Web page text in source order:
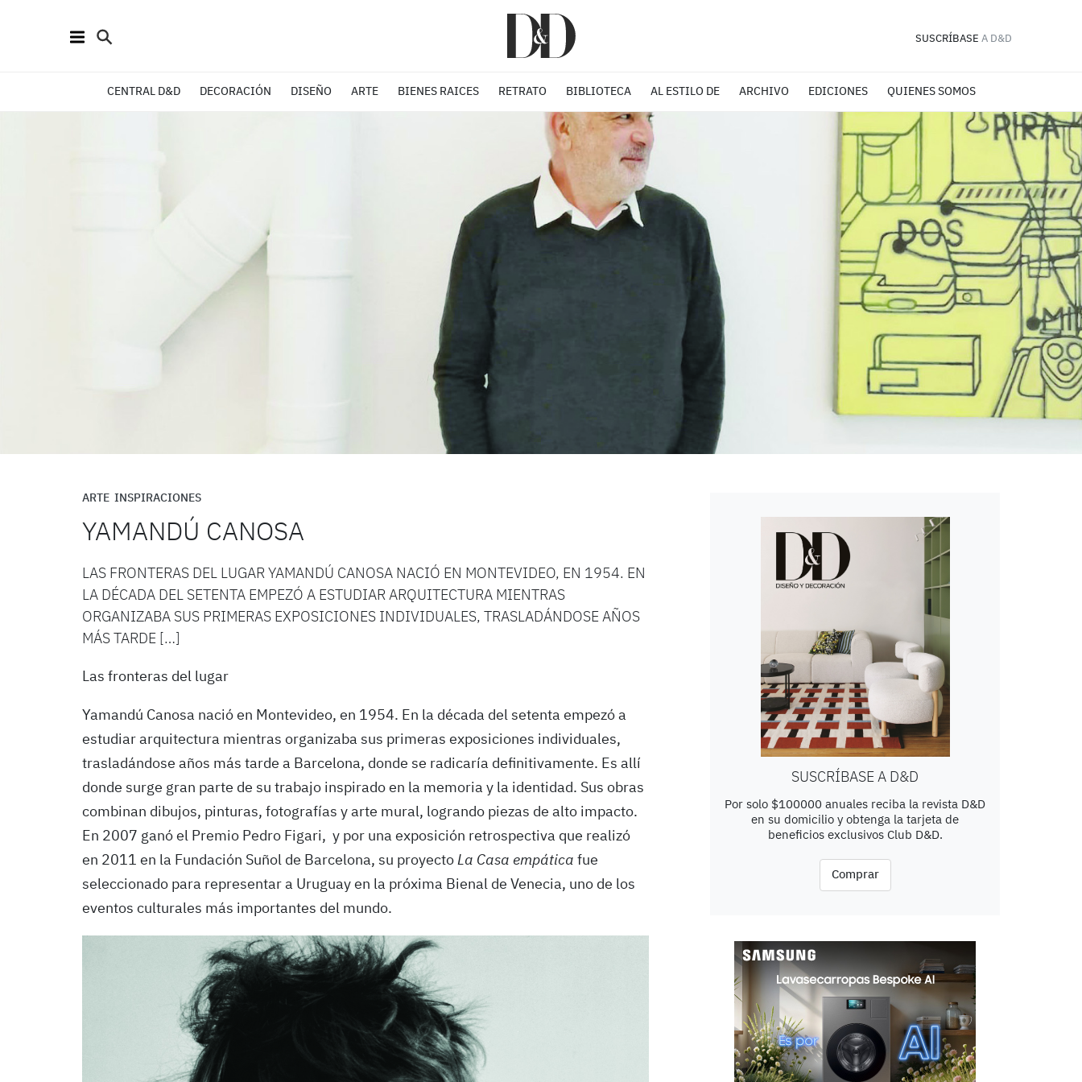
SUSCRÍBASE A D&D
CENTRAL D&D DECORACIÓN DISEÑO ARTE BIENES RAICES RETRATO BIBLIOTECA AL ESTILO DE ARCHIVO EDICIONES QUIENES SOMOS
ARTE INSPIRACIONES
YAMANDÚ CANOSA
LAS FRONTERAS DEL LUGAR YAMANDÚ CANOSA NACIÓ EN MONTEVIDEO, EN 1954. EN
LA DÉCADA DEL SETENTA EMPEZÓ A ESTUDIAR ARQUITECTURA MIENTRAS
ORGANIZABA SUS PRIMERAS EXPOSICIONES INDIVIDUALES, TRASLADÁNDOSE AÑOS
MÁS TARDE […]
Las fronteras del lugar
Yamandú Canosa nació en Montevideo, en 1954. En la década del setenta empezó a
estudiar arquitectura mientras organizaba sus primeras exposiciones individuales,
trasladándose años más tarde a Barcelona, donde se radicaría definitivamente. Es allí
donde surge gran parte de su trabajo inspirado en la memoria y la identidad. Sus obras
combinan dibujos, pinturas, fotografías y arte mural, logrando piezas de alto impacto.
En 2007 ganó el Premio Pedro Figari, y por una exposición retrospectiva que realizó
en 2011 en la Fundación Suñol de Barcelona, su proyecto La Casa empática fue
seleccionado para representar a Uruguay en la próxima Bienal de Venecia, uno de los
eventos culturales más importantes del mundo.
SUSCRÍBASE A D&D
Por solo $100000 anuales reciba la revista D&D
en su domicilio y obtenga la tarjeta de
beneficios exclusivos Club D&D.
Comprar